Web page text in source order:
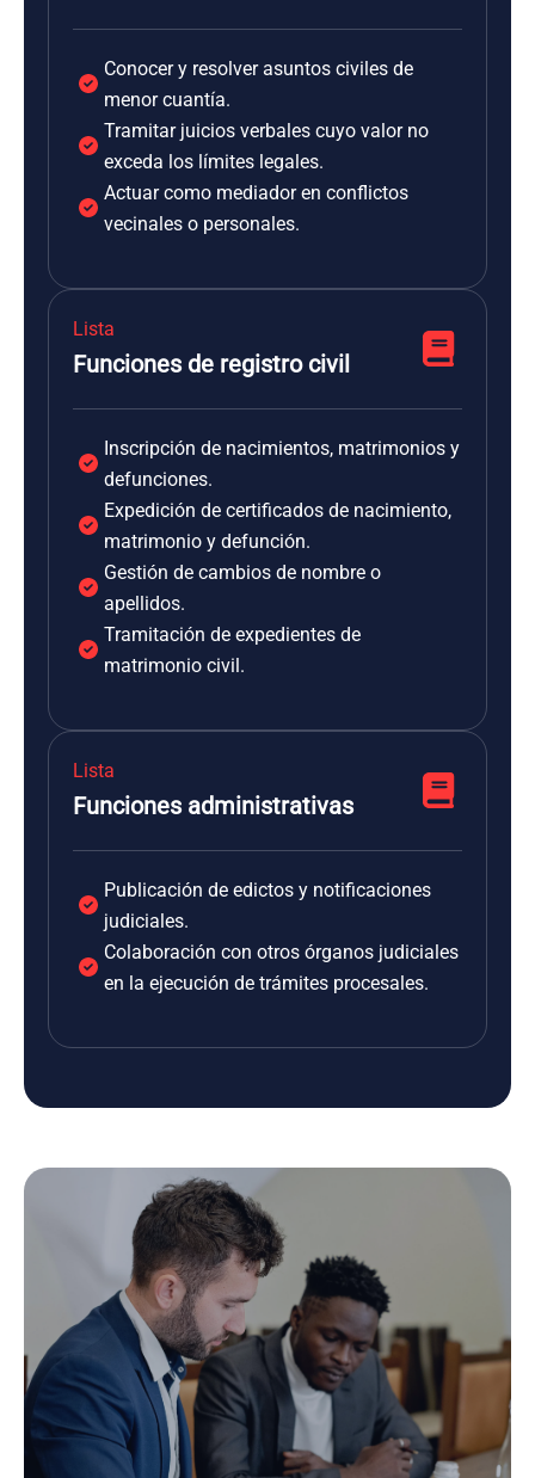
Conocer y resolver asuntos civiles de
menor cuantía.
Tramitar juicios verbales cuyo valor no
exceda los límites legales.
Actuar como mediador en conflictos
vecinales o personales.
Lista
Funciones de registro civil
Inscripción de nacimientos, matrimonios y
defunciones.
Expedición de certificados de nacimiento,
matrimonio y defunción.
Gestión de cambios de nombre o
apellidos.
Tramitación de expedientes de
matrimonio civil.
Lista
Funciones administrativas
Publicación de edictos y notificaciones
judiciales.
Colaboración con otros órganos judiciales
en la ejecución de trámites procesales.